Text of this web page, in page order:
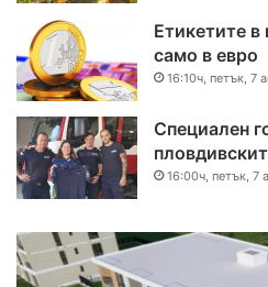
Етикетите в
само в евро
16:10ч, петък, 7
Специален
16:00ч, петък, 7